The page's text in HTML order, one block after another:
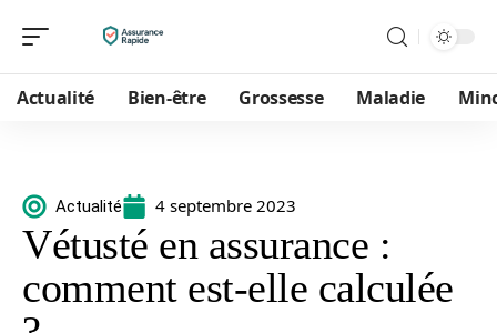
Actualité Bien-être Grossesse Maladie
Actualité 4 septembre 2023
Vétusté en assurance :
comment est-elle calculée